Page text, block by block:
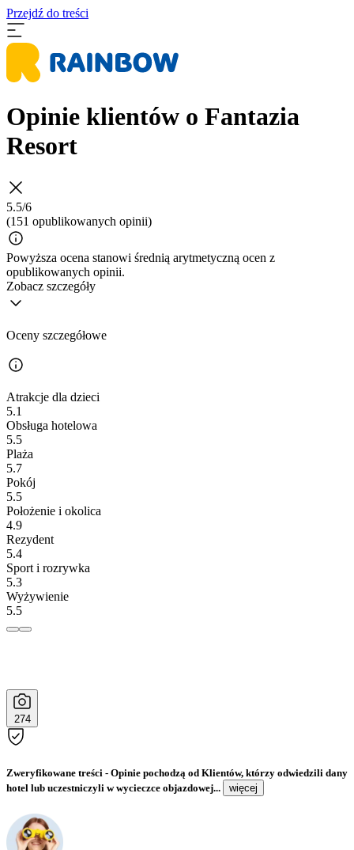
Przejdź do treści
Opinie klientów o Fantazia
Resort
5.5/6
(151 opublikowanych opinii)
Powyższa ocena stanowi średnią arytmetyczną ocen z
opublikowanych opinii.
Zobacz szczegóły
Oceny szczegółowe
Atrakcje dla dzieci
5.1
Obsługa hotelowa
5.5
Plaża
5.7
Pokój
5.5
Położenie i okolica
4.9
Rezydent
5.4
Sport i rozrywka
5.3
Wyżywienie
5.5
274
Zweryfikowane treści - Opinie pochodzą od Klientów, którzy odwiedzili dany
hotel lub uczestniczyli w wycieczce objazdowej...
więcej